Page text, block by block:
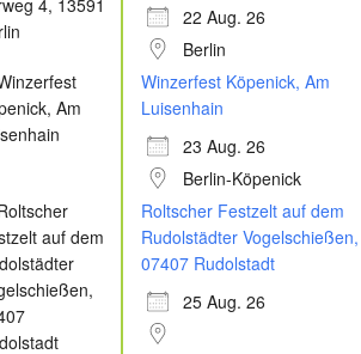
22 Aug. 26
Berlin
Winzerfest Köpenick, Am
Luisenhain
23 Aug. 26
Berlin-Köpenick
Roltscher Festzelt auf dem
Rudolstädter Vogelschießen,
07407 Rudolstadt
25 Aug. 26